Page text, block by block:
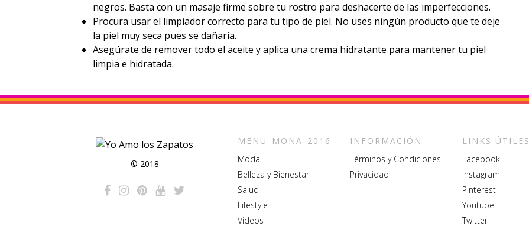
negros. Basta con un masaje firme sobre tu rostro para deshacerte de las imperfecciones.
Procura usar el limpiador correcto para tu tipo de piel. No uses ningún producto que te deje
la piel muy seca pues se dañaría.
Asegúrate de remover todo el aceite y aplica una crema hidratante para mantener tu piel
limpia e hidratada.
© 2018
MENU_MONA_2016
Moda
Belleza y Bienestar
Salud
Lifestyle
Videos
INFORMACIÓN
Términos y Condiciones
Privacidad
LINKS ÚTILES
Facebook
Instagram
Pinterest
Youtube
Twitter